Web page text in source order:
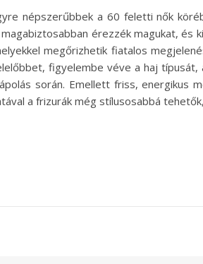
népszerűbbek a 60 feletti nők
érezzék magukat,
megőrizhetik fiatalos
figyelembe véve a haj
során. Emellett friss, energikus
a frizurák még stílusosabbá